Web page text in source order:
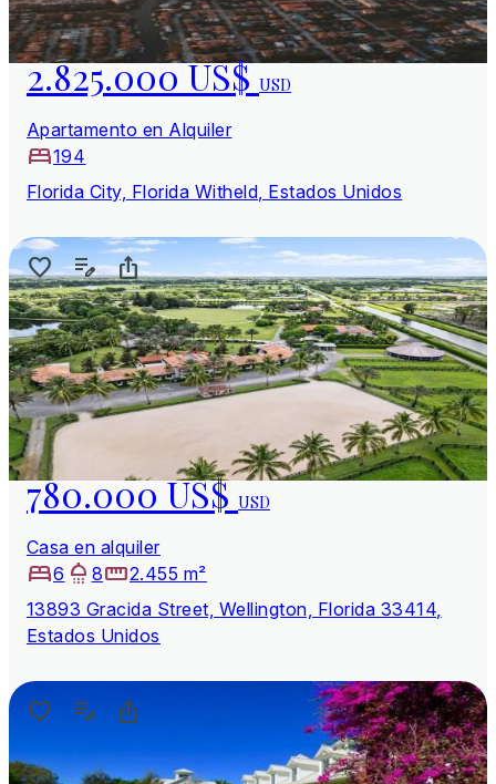
2.825.000 US$USD
Apartamento en Alquiler
194
Florida City, Florida Witheld, Estados Unidos
780.000 US$USD
Casa en alquiler
6
8
2.455 m²
13893 Gracida Street, Wellington, Florida 33414,
Estados Unidos